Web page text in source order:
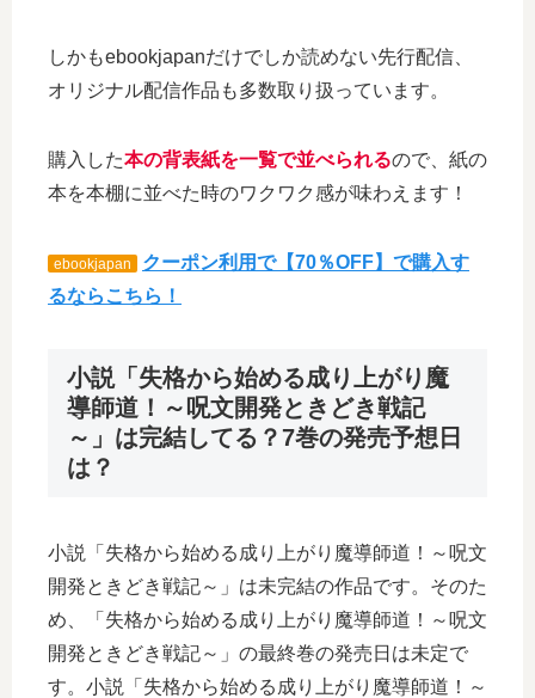
しかもebookjapanだけでしか読めない先行配信、
オリジナル配信作品も多数取り扱っています。
購入した本の背表紙を一覧で並べられるので、紙の
本を本棚に並べた時のワクワク感が味わえます！
ebookjapan
クーポン利用で【70％OFF】で購入す
るならこちら！
小説「失格から始める成り上がり魔
導師道！～呪文開発ときどき戦記
～」は完結してる？7巻の発売予想日
は？
小説「失格から始める成り上がり魔導師道！～呪文
開発ときどき戦記～」は未完結の作品です。そのた
め、「失格から始める成り上がり魔導師道！～呪文
開発ときどき戦記～」の最終巻の発売日は未定で
す。小説「失格から始める成り上がり魔導師道！～